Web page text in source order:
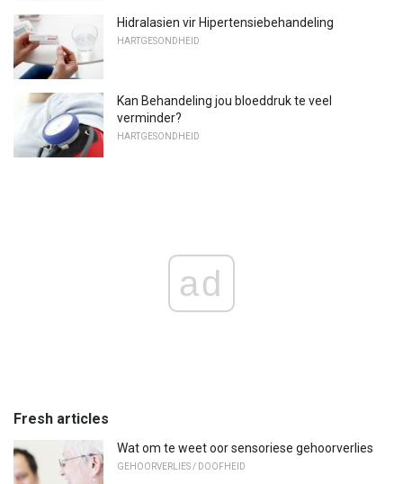
Hidralasien vir Hipertensiebehandeling
HARTGESONDHEID
Kan Behandeling jou bloeddruk te veel
verminder?
HARTGESONDHEID
ad
Fresh articles
Wat om te weet oor sensoriese gehoorverlies
GEHOORVERLIES / DOOFHEID